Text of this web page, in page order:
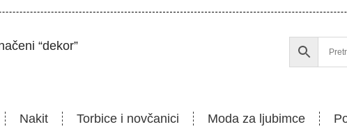
“dekor”
Nakit Torbice i novčanici Moda za ljubimce